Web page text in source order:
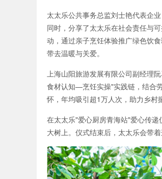
太太乐公共事务总监刘士艳代表企
同时，分享了太太乐在社会责任与
动，通过亲子烹饪体验推广绿色饮
带去温暖与关爱。
上海山阳旅游发展有限公司副经理
食材认知—烹饪实操"实践链，结合
怀，年均吸引超1万人次，助力乡村
在太太乐"爱心厨房青海站"爱心传
大树上。仪式结束后，太太乐会带